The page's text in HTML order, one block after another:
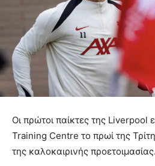
Οι πρώτοι παίκτες της Liverpool
Training Centre το πρωί της
της καλοκαιρινής προετοιμασίας.